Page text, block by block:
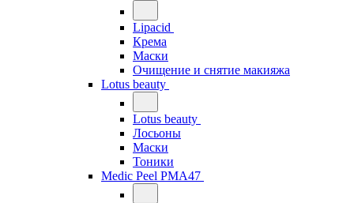
Lipacid
Крема
Маски
Очищение и снятие макияжа
Lotus beauty
Lotus beauty
Лосьоны
Маски
Тоники
Medic Peel PMA47